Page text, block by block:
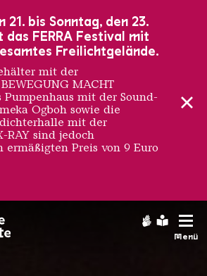
Menü
21. bis Sonntag, den 23.
FERRA Festival mit
Freilichtgelände.
mit der
MACHT
Pumpenhaus mit der Sound-
Ogboh sowie die
mit der
RAY sind jedoch
ermäßigten Preis von 9 Euro